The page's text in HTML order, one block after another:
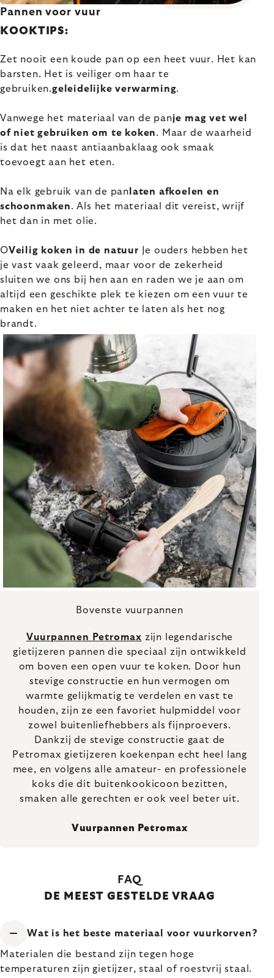
Pannen voor vuur
KOOKTIPS:
Zet nooit een koude pan op een heet vuur. Het kan
barsten. Het is veiliger om haar te
gebruiken.geleidelijke verwarming.
Vanwege het materiaal van de panje mag vet wel
of niet gebruiken om te koken. Maar de waarheid
is dat het naast antiaanbaklaag ook smaak
toevoegt aan het eten.
Na elk gebruik van de pan laten afkoelen en
schoonmaken. Als het materiaal dit vereist, wrijf
het dan in met olie.
OVeilig koken in de natuur Je ouders hebben het
je vast vaak geleerd, maar voor de zekerheid
sluiten we ons bij hen aan en raden we je aan om
altijd een geschikte plek te kiezen om een vuur te
maken en het niet achter te laten als het nog
brandt.
Bovenste vuurpannen
Vuurpannen Petromax zijn legendarische
gietijzeren pannen die speciaal zijn ontwikkeld
om boven een open vuur te koken. Door hun
stevige constructie en hun vermogen om
warmte gelijkmatig te verdelen en vast te
houden, zijn ze een favoriet hulpmiddel voor
zowel buitenliefhebbers als fijnproevers.
Dankzij de stevige constructie gaat de
Petromax gietijzeren koekenpan echt heel lang
mee, en volgens alle amateur- en professionele
koks die dit buitenkookicoon bezitten,
smaken alle gerechten er ook veel beter uit.
Vuurpannen Petromax
FAQ
DE MEEST GESTELDE VRAAG
Wat is het beste materiaal voor vuurkorven?
Materialen die bestand zijn tegen hoge
temperaturen zijn gietijzer, staal of roestvrij staal.